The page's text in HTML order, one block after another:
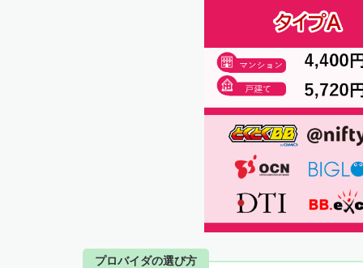
プロバイダの選び方